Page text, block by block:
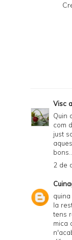
Visc
Quin
com
just
2 de
la
tens
mica